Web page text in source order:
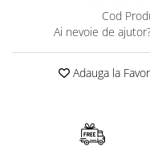
Cod
Ai nevoie de
Adauga la